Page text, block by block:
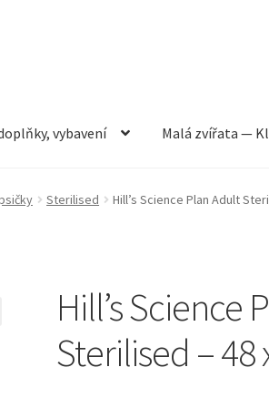
vybavení Malá zvířata —
vybavení Můj účet Obchod Pokladna
Sterilised Hill’s Science Plan Adult
Hill’s Science
Sterilised – 48